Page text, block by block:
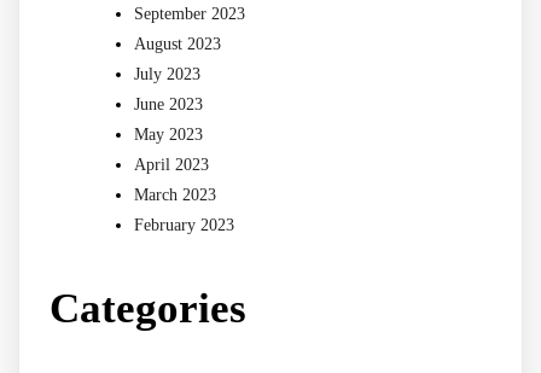
September 2023
August 2023
July 2023
June 2023
May 2023
April 2023
March 2023
February 2023
Categories